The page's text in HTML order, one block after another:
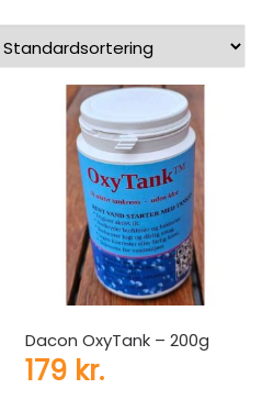
Dacon OxyTank – 200g
179 kr.